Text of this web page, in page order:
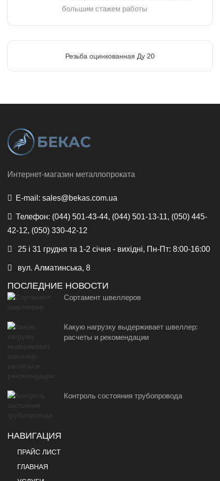
большим стажем работы
Резьба оцинкованная Ду 20
Интернет-магазин металлопроката
E-mail: sales@bekas.com.ua
Телефон: (044) 501-43-44, (044) 501-13-11, (050) 445-
42-12, (050) 330-42-12
25 і 31 грудня та 1-2 січня - вихідні, Пн-Пт: 8:00-16:00
вул. Алматинська, 8
ПОСЛЕДНИЕ НОВОСТИ
Сортамент швеллеров
Какую нагрузку выдерживает швеллер:
расчеты и рекомендации
Контроль состояния трубопровода
НАВИГАЦИЯ
ПРАЙС ЛИСТ
ГЛАВНАЯ